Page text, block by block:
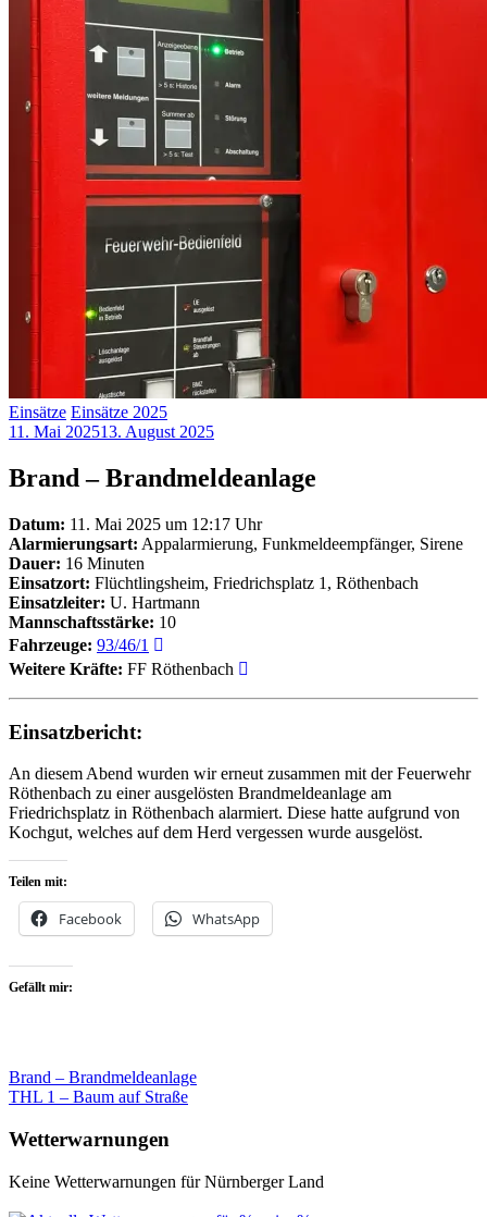
Einsätze Einsätze 2025
11. Mai 202513. August 2025
Brand – Brandmeldeanlage
Datum: 11. Mai 2025 um 12:17 Uhr
Alarmierungsart: Appalarmierung, Funkmeldeempfänger, Sirene
Dauer: 16 Minuten
Einsatzort: Flüchtlingsheim, Friedrichsplatz 1, Röthenbach
Einsatzleiter: U. Hartmann
Mannschaftsstärke: 10
Fahrzeuge: 93/46/1
Weitere Kräfte: FF Röthenbach
Einsatzbericht:
An diesem Abend wurden wir erneut zusammen mit der Feuerwehr
Röthenbach zu einer ausgelösten Brandmeldeanlage am
Friedrichsplatz in Röthenbach alarmiert. Diese hatte aufgrund von
Kochgut, welches auf dem Herd vergessen wurde ausgelöst.
Teilen mit:
Facebook WhatsApp
Gefällt mir:
Beitragsnavigation
Brand – Brandmeldeanlage
THL 1 – Baum auf Straße
Wetterwarnungen
Keine Wetterwarnungen für Nürnberger Land